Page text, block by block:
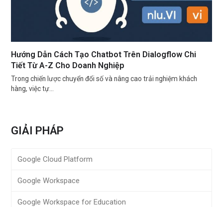
Hướng Dẫn Cách Tạo Chatbot Trên Dialogflow Chi
Tiết Từ A-Z Cho Doanh Nghiệp
Trong chiến lược chuyển đổi số và nâng cao trải nghiệm khách
hàng, việc tự…
GIẢI PHÁP
Google Cloud Platform
Google Workspace
Google Workspace for Education